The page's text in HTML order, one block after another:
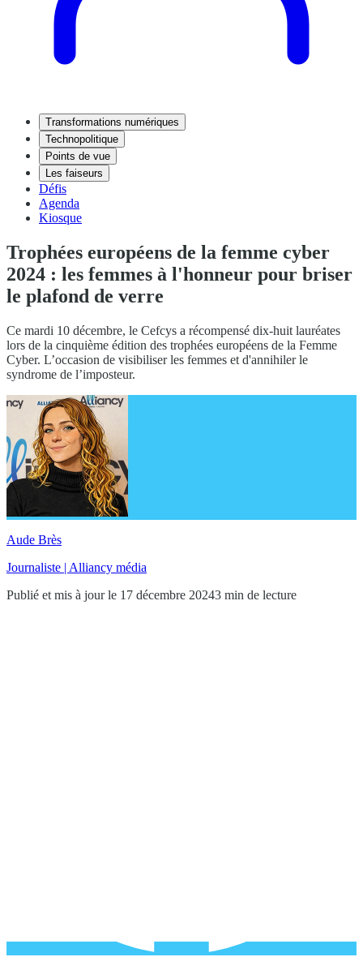
Transformations numériques
Technopolitique
Points de vue
Les faiseurs
Défis
Agenda
Kiosque
Trophées européens de la femme cyber
2024 : les femmes à l'honneur pour briser
le plafond de verre
Ce mardi 10 décembre, le Cefcys a récompensé dix-huit lauréates
lors de la cinquième édition des trophées européens de la Femme
Cyber. L’occasion de visibiliser les femmes et d'annihiler le
syndrome de l’imposteur.
Aude Brès
Journaliste | Alliancy média
Publié et mis à jour le 17 décembre 20243 min de lecture